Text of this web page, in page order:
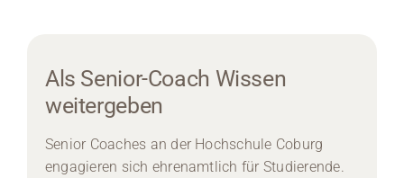
Als Senior-Coach Wissen
weitergeben
Senior Coaches an der Hochschule Coburg
engagieren sich ehrenamtlich für Studierende.